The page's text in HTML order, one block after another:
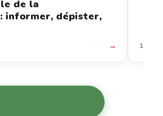
de la
informer, dépister,
→ 12